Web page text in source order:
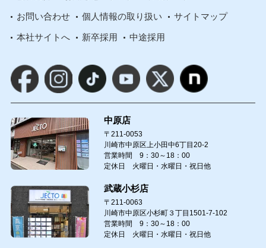
お問い合わせ 個人情報の取り扱い サイトマップ
本社サイトへ 新卒採用 中途採用
中原店
〒211-0053
川崎市中原区上小田中6丁目20-2
営業時間 9：30～18：00
定休日 火曜日・水曜日・祝日他
武蔵小杉店
〒211-0063
川崎市中原区小杉町３丁目1501-7-102
営業時間 9：30～18：00
定休日 火曜日・水曜日・祝日他